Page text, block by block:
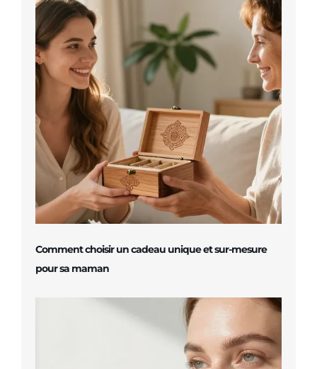
Comment choisir un cadeau unique et sur-mesure
pour sa maman